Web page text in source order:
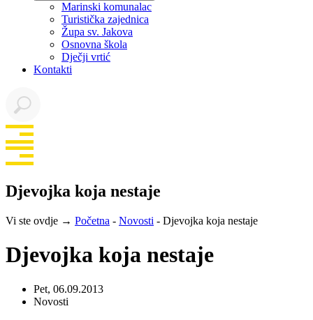
Marinski komunalac
Turistička zajednica
Župa sv. Jakova
Osnovna škola
Dječji vrtić
Kontakti
Djevojka koja nestaje
Vi ste ovdje → Početna - Novosti - Djevojka koja nestaje
Djevojka koja nestaje
Pet, 06.09.2013
Novosti